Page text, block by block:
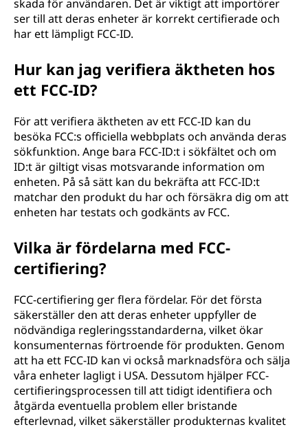
skada för användaren. Det är viktigt att importörer
ser till att deras enheter är korrekt certifierade och
har ett lämpligt FCC-ID.
Hur kan jag verifiera äktheten hos
ett FCC-ID?
För att verifiera äktheten av ett FCC-ID kan du
besöka FCC:s officiella webbplats och använda deras
sökfunktion. Ange bara FCC-ID:t i sökfältet och om
ID:t är giltigt visas motsvarande information om
enheten. På så sätt kan du bekräfta att FCC-ID:t
matchar den produkt du har och försäkra dig om att
enheten har testats och godkänts av FCC.
Vilka är fördelarna med FCC-
certifiering?
FCC-certifiering ger flera fördelar. För det första
säkerställer den att deras enheter uppfyller de
nödvändiga regleringsstandarderna, vilket ökar
konsumenternas förtroende för produkten. Genom
att ha ett FCC-ID kan vi också marknadsföra och sälja
våra enheter lagligt i USA. Dessutom hjälper FCC-
certifieringsprocessen till att tidigt identifiera och
åtgärda eventuella problem eller bristande
efterlevnad, vilket säkerställer produkternas kvalitet